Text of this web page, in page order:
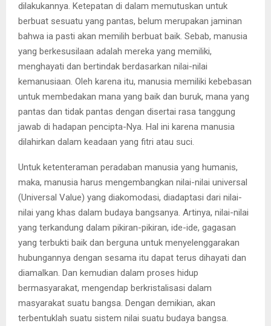
dilakukannya. Ketepatan di dalam memutuskan untuk
berbuat sesuatu yang pantas, belum merupakan jaminan
bahwa ia pasti akan memilih berbuat baik. Sebab, manusia
yang berkesusilaan adalah mereka yang memiliki,
menghayati dan bertindak berdasarkan nilai-nilai
kemanusiaan. Oleh karena itu, manusia memiliki kebebasan
untuk membedakan mana yang baik dan buruk, mana yang
pantas dan tidak pantas dengan disertai rasa tanggung
jawab di hadapan pencipta-Nya. Hal ini karena manusia
dilahirkan dalam keadaan yang fitri atau suci.
Untuk ketenteraman peradaban manusia yang humanis,
maka, manusia harus mengembangkan nilai-nilai universal
(Universal Value) yang diakomodasi, diadaptasi dari nilai-
nilai yang khas dalam budaya bangsanya. Artinya, nilai-nilai
yang terkandung dalam pikiran-pikiran, ide-ide, gagasan
yang terbukti baik dan berguna untuk menyelenggarakan
hubungannya dengan sesama itu dapat terus dihayati dan
diamalkan. Dan kemudian dalam proses hidup
bermasyarakat, mengendap berkristalisasi dalam
masyarakat suatu bangsa. Dengan demikian, akan
terbentuklah suatu sistem nilai suatu budaya bangsa.